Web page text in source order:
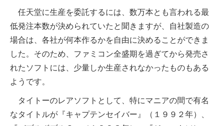
任天堂に生産を委託するには、数万本とも言われる最
低発注本数が決められていたと聞きますが、自社製造の
場合は、各社が何本作るかを自由に決めることができま
した。そのため、ファミコン全盛期を過ぎてから発売さ
れたソフトには、少量しか生産されなかったものもある
ようです。
タイトーのレアソフトとして、特にマニアの間で有名
なタイトルが『キャプテンセイバー』（１９９２年）、